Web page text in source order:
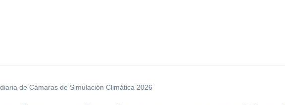
de Cámaras de Simulación Climática 2026